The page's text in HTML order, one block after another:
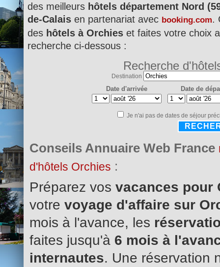
des meilleurs hôtels département Nord
de-Calais en partenariat avec booking.com.
des hôtels à Orchies et faites votre choix
recherche ci-dessous :
Recherche
Destination
Date d'arrivée Date de
Je n'ai pas de dates de séjour
Conseils Annuaire Web France
d'hôtels Orchies :
Préparez vos vacances pour
votre voyage d'affaire sur
mois à l'avance, les
faites jusqu'à 6 mois à
internautes. Une réservation